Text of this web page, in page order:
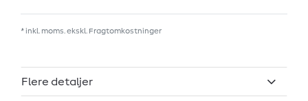
* inkl. moms. ekskl. Fragtomkostninger
Flere detaljer